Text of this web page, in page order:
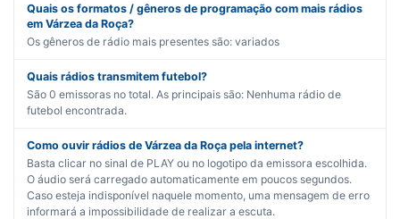
Quais os formatos / gêneros de programação com mais rádios
em Várzea da Roça?
Os gêneros de rádio mais presentes são: variados
Quais rádios transmitem futebol?
São 0 emissoras no total. As principais são: Nenhuma rádio de
futebol encontrada.
Como ouvir rádios de Várzea da Roça pela internet?
Basta clicar no sinal de PLAY ou no logotipo da emissora escolhida.
O áudio será carregado automaticamente em poucos segundos.
Caso esteja indisponível naquele momento, uma mensagem de erro
informará a impossibilidade de realizar a escuta.